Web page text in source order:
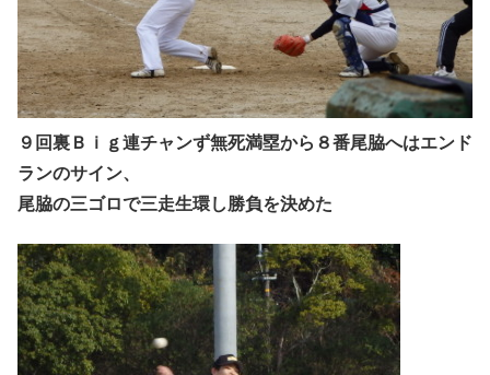
９回裏Ｂｉｇ連チャンず無死満塁から８番尾脇へはエンド
ランのサイン、
尾脇の三ゴロで三走生環し勝負を決めた